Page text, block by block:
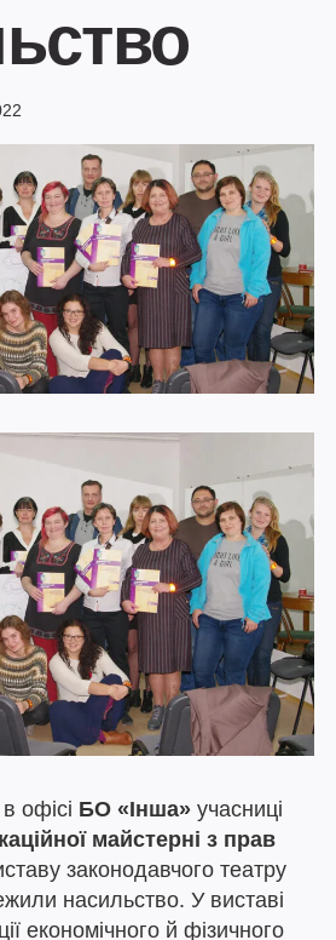
офісі БО «Інша» учасниці
майстерні з прав
законодавчого театру
насильство. У виставі
економічного й фізичного